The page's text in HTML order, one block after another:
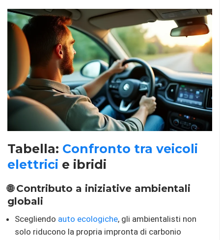
Tabella: Confronto tra veicoli
elettrici e ibridi
🌐 Contributo a iniziative ambientali
globali
Scegliendo auto ecologiche, gli ambientalisti non
solo riducono la propria impronta di carbonio